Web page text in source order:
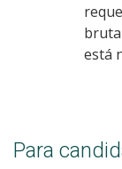
está
Para